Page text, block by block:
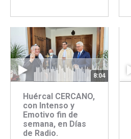
Facebook
Twitter
8:04
Huércal CERCANO,
con Intenso y
Emotivo fin de
semana, en Días
de Radio.